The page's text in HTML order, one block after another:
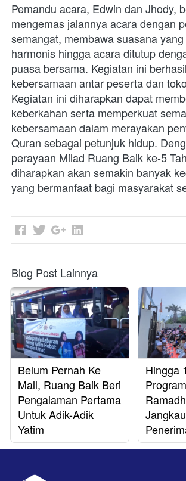
Pemandu acara, Edwin dan Jhody,
mengemas jalannya acara dengan
semangat, membawa suasana
harmonis hingga acara ditutup
puasa bersama. Kegiatan ini
kebersamaan antar peserta dan
Kegiatan ini diharapkan dapat
keberkahan serta memperkuat
kebersamaan dalam merayakan
Quran sebagai petunjuk hidup.
perayaan Milad Ruang Baik ke-5
diharapkan akan semakin banyak
yang bermanfaat bagi masyarakat
Blog Post Lainnya
Belum Pernah Ke
Mall, Ruang Baik Beri
Pengalaman Pertama
Untuk Adik-Adik
Yatim
Hingga